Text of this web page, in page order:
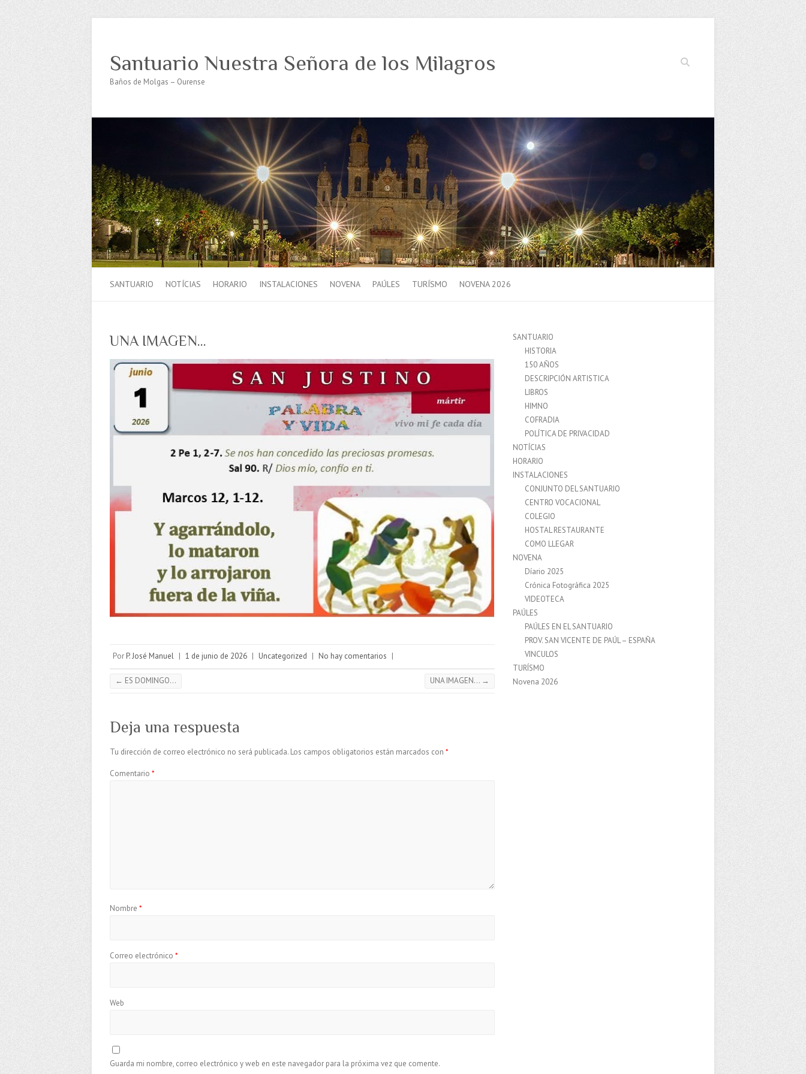
Buscar
Santuario Nuestra Señora de los Milagros
Baños de Molgas – Ourense
SANTUARIO NOTÍCIAS HORARIO INSTALACIONES NOVENA PAÚLES TURÍSMO NOVENA 2026
UNA IMAGEN…
Por P. José Manuel | 1 de junio de 2026 | Uncategorized | No hay comentarios |
← ES DOMINGO… UNA IMAGEN… →
Deja una respuesta
Tu dirección de correo electrónico no será publicada. Los campos obligatorios están marcados con *
Comentario *
Nombre *
Correo electrónico *
Web
Guarda mi nombre, correo electrónico y web en este navegador para la próxima vez que comente.
SANTUARIO
HISTORIA
150 AÑOS
DESCRIPCIÓN ARTISTICA
LIBROS
HIMNO
COFRADIA
POLÍTICA DE PRIVACIDAD
NOTÍCIAS
HORARIO
INSTALACIONES
CONJUNTO DEL SANTUARIO
CENTRO VOCACIONAL
COLEGIO
HOSTAL RESTAURANTE
COMO LLEGAR
NOVENA
Díario 2025
Crónica Fotográfica 2025
VIDEOTECA
PAÚLES
PAÚLES EN EL SANTUARIO
PROV. SAN VICENTE DE PAÚL – ESPAÑA
VINCULOS
TURÍSMO
Novena 2026